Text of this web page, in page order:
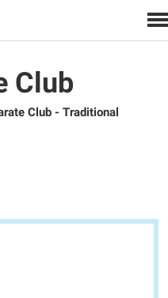
Club
Club - Traditional